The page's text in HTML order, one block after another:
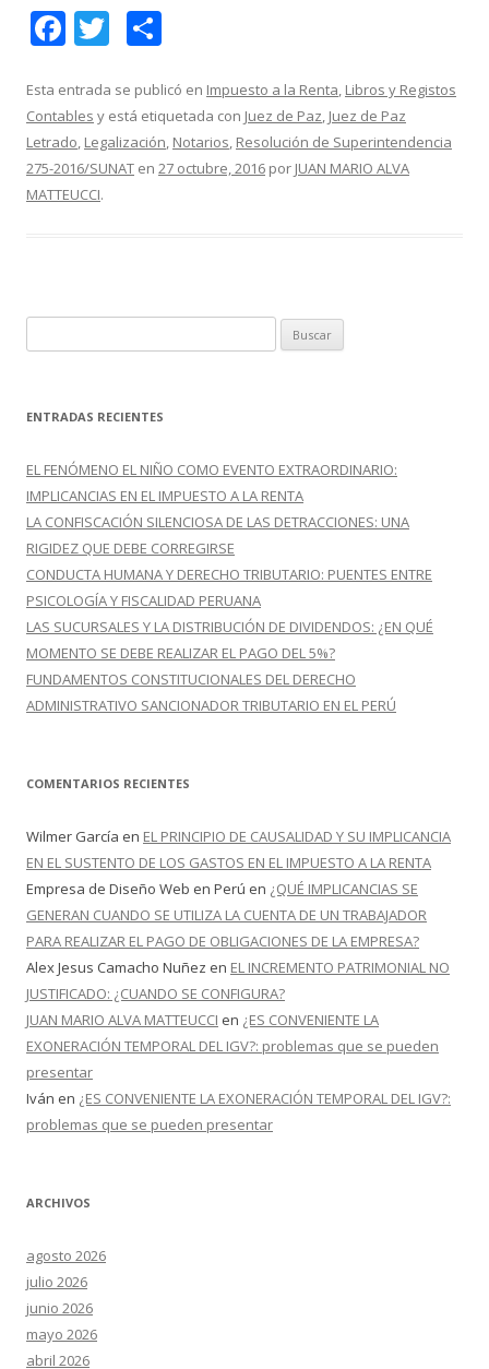
F
e
b
o
o
T
itt
er
m
p
ar
Esta entrada se publicó en Impuesto a la Renta, Libros y Registos
Contables y está etiquetada con Juez de Paz, Juez de Paz
Letrado, Legalización, Notarios, Resolución de Superintendencia
275-2016/SUNAT en 27 octubre, 2016 por JUAN MARIO ALVA
MATTEUCCI.
u
c
r
:
ENTRADAS RECIENTES
EL FENÓMENO EL NIÑO COMO EVENTO EXTRAORDINARIO:
IMPLICANCIAS EN EL IMPUESTO A LA RENTA
LA CONFISCACIÓN SILENCIOSA DE LAS DETRACCIONES: UNA
RIGIDEZ QUE DEBE CORREGIRSE
CONDUCTA HUMANA Y DERECHO TRIBUTARIO: PUENTES ENTRE
PSICOLOGÍA Y FISCALIDAD PERUANA
LAS SUCURSALES Y LA DISTRIBUCIÓN DE DIVIDENDOS: ¿EN QUÉ
MOMENTO SE DEBE REALIZAR EL PAGO DEL 5%?
FUNDAMENTOS CONSTITUCIONALES DEL DERECHO
ADMINISTRATIVO SANCIONADOR TRIBUTARIO EN EL PERÚ
COMENTARIOS RECIENTES
Wilmer García en EL PRINCIPIO DE CAUSALIDAD Y SU IMPLICANCIA
EN EL SUSTENTO DE LOS GASTOS EN EL IMPUESTO A LA RENTA
Empresa de Diseño Web en Perú en ¿QUÉ IMPLICANCIAS SE
GENERAN CUANDO SE UTILIZA LA CUENTA DE UN TRABAJADOR
PARA REALIZAR EL PAGO DE OBLIGACIONES DE LA EMPRESA?
Alex Jesus Camacho Nuñez en EL INCREMENTO PATRIMONIAL NO
JUSTIFICADO: ¿CUANDO SE CONFIGURA?
JUAN MARIO ALVA MATTEUCCI en ¿ES CONVENIENTE LA
EXONERACIÓN TEMPORAL DEL IGV?: problemas que se pueden
presentar
Iván en ¿ES CONVENIENTE LA EXONERACIÓN TEMPORAL DEL IGV?:
problemas que se pueden presentar
ARCHIVOS
agosto 2026
julio 2026
junio 2026
mayo 2026
abril 2026